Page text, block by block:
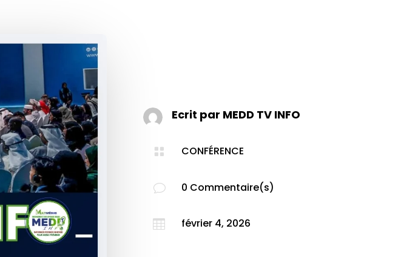
Ecrit par MEDD TV INFO
 CONFÉRENCE
v 0 Commentaire(s)
 février 4, 2026